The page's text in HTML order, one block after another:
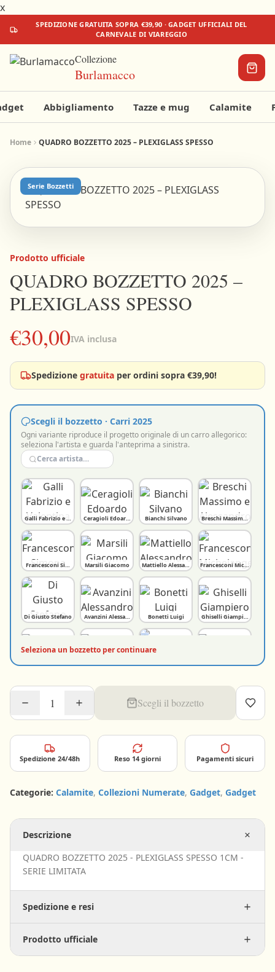
x
SPEDIZIONEGRATUITA SOPRA €39,90 · GADGET UFFICIALI DEL
CARNEVALE DI VIAREGGIO
Collezione
Burlamacco
Abbigliamento Tazze e mug Calamite
Il tuo
Aggiungi
qualcosa
iniziare!
vuoto
Carnevale
aspetta:
aggiungi
qualche
gadget!
Home QUADRO BOZZETTO 2025 – PLEXIGLASS SPESSO
Serie Bozzetti
Prodotto ufficiale
QUADRO BOZZETTO 2025 –
PLEXIGLASS SPESSO
€30,00IVA inclusa
Spedizione gratuita per ordini sopra €39,90!
Scegli il bozzetto · Carri 2025
Ogni variante riproduce il progetto originale di un carro allegorico:
seleziona l'artista e guarda l'anteprima a sinistra.
Galli Fabrizio e ValentinaCeragioli Edoardo Bianchi Silvano Breschi Massimo e
Francesconi Simona Marsili Giacomo Mattiello Alessandro Francesconi Michelangelo
Di Giusto Stefano Avanzini Alessandro Bonetti Luigi Ghiselli Giampiero
Vanni Alessandro Culli Sara Vannucci Roberto Paoli Lorenzo
Ciaramitaro Andrea GiulioAllegrucci Jacopo Fornaciari Vania e De Leo Roberto
Bertozzi Luca Etna Marzia e Lamanuzzi Matte - 2025
Lombardi Carlo e LorenzoBorri Priscilla
Seleziona un bozzetto per continuare
Scegli il bozzetto
Spedizione 24/48h Reso 14 giorni Pagamenti sicuri
Categorie: Calamite, Collezioni Numerate, Gadget, Gadget
Descrizione
QUADRO BOZZETTO 2025 - PLEXIGLASS SPESSO 1CM -
SERIE LIMITATA
Spedizione e resi
Prodotto ufficiale